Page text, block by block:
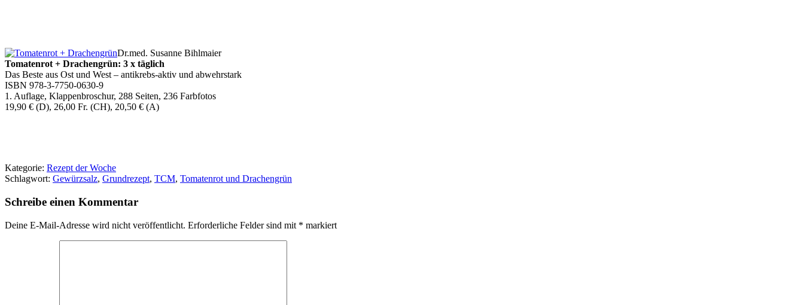
Dr.med. Susanne Bihlmaier
Tomatenrot + Drachengrün: 3 x täglich
Das Beste aus Ost und West – antikrebs-aktiv und abwehrstark
ISBN 978-3-7750-0630-9
1. Auflage, Klappenbroschur, 288 Seiten, 236 Farbfotos
19,90 € (D), 26,00 Fr. (CH), 20,50 € (A)
Kategorie: Rezept der Woche
Schlagwort: Gewürzsalz, Grundrezept, TCM, Tomatenrot und Drachengrün
Schreibe einen Kommentar
Deine E-Mail-Adresse wird nicht veröffentlicht. Erforderliche Felder sind mit * markiert